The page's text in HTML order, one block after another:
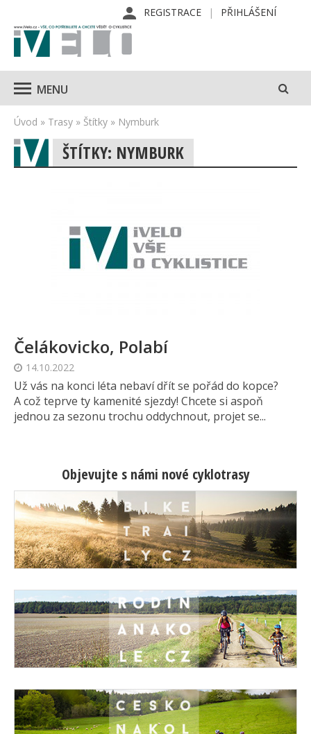
REGISTRACE PŘIHLÁŠENÍ
MENU
Úvod » Trasy » Štítky » Nymburk
ŠTÍTKY: NYMBURK
Čelákovicko, Polabí
14.10.2022
Už vás na konci léta nebaví dřít se pořád do kopce?
A což teprve ty kamenité sjezdy! Chcete si aspoň
jednou za sezonu trochu oddychnout, projet se...
Objevujte s námi nové cyklotrasy